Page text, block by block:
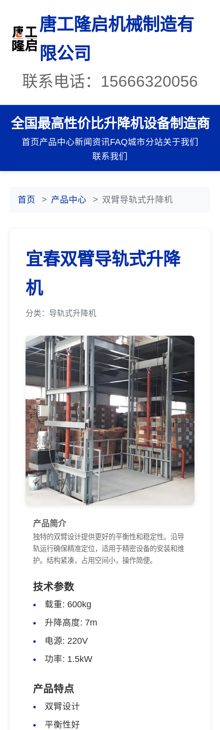
唐工隆启机械制造有
限公司
联系电话：15666320056
全国最高性价比升降机设备制造商
首页产品中心新闻资讯FAQ城市分站关于我们
联系我们
首页 产品中心 双臂导轨式升降机
宜春双臂导轨式升降
机
分类：导轨式升降机
产品简介
独特的双臂设计提供更好的平衡性和稳定性。沿导
轨运行确保精准定位，适用于精密设备的安装和维
护。结构紧凑，占用空间小，操作简便。
技术参数
载重: 600kg
升降高度: 7m
电源: 220V
功率: 1.5kW
产品特点
双臂设计
平衡性好